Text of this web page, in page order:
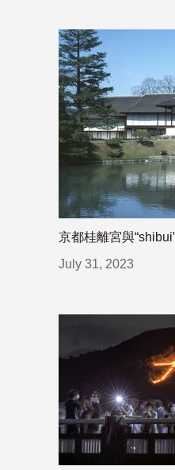
京都桂離宮與
July 31, 2023